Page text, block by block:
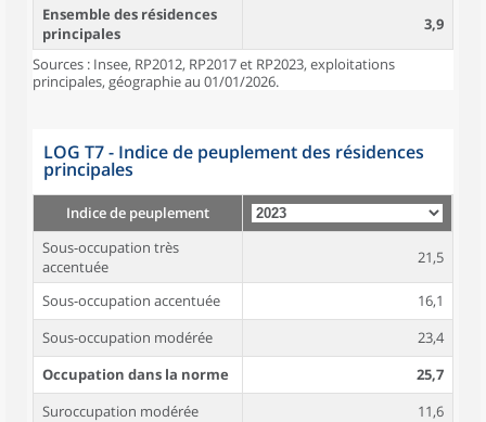
Ensemble des résidences
principales
3,9
Sources : Insee, RP2012, RP2017 et RP2023, exploitations
principales, géographie au 01/01/2026.
LOG T7 - Indice de peuplement des résidences
principales
Indice de peuplement
Sous-occupation très
accentuée
21,5
Sous-occupation accentuée
16,1
Sous-occupation modérée
23,4
Occupation dans la norme
25,7
Suroccupation modérée
11,6